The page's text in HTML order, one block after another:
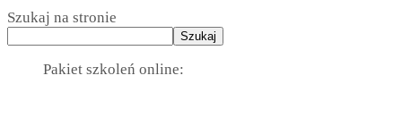
Szukaj na stronie
Szukaj
Pakiet szkoleń online: